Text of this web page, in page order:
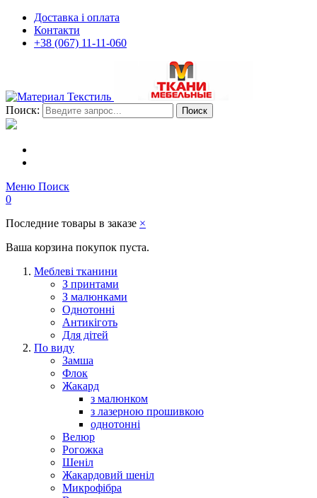
Доставка і оплата
Контакти
+38 (067) 11-11-060
Поиск: Поиск
Меню Поиск
0
Последние товары в заказе ×
Ваша корзина покупок пуста.
Меблеві тканини
З принтами
З малюнками
Однотонні
Антикіготь
Для дітей
По виду
Замша
Флок
Жакард
з малюнком
з лазерною прошивкою
однотонні
Велюр
Рогожка
Шеніл
Жакардовий шеніл
Микрофібра